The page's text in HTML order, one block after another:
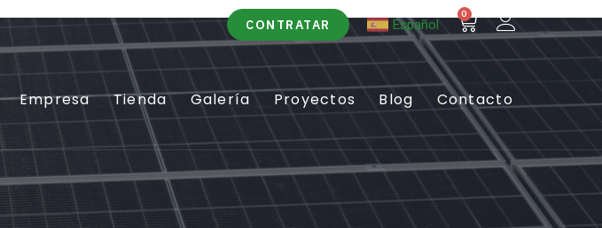
CONTRATAR Español
0
Empresa Tienda Galería Proyectos Blog Contacto